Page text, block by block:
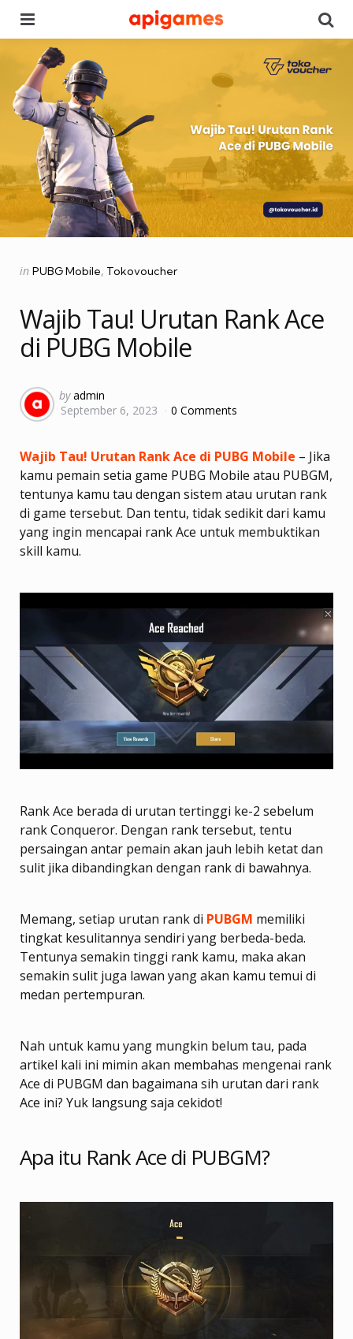
Categories
Posted
in PUBG Mobile Tokovoucher
Wajib Tau! Urutan Rank Ace
di PUBG Mobile
Posted
by
by admin
September 6, 2023
0 Comments
Wajib Tau! Urutan Rank Ace di PUBG Mobile – Jika
kamu pemain setia game PUBG Mobile atau PUBGM,
tentunya kamu tau dengan sistem atau urutan rank
di game tersebut. Dan tentu, tidak sedikit dari kamu
yang ingin mencapai rank Ace untuk membuktikan
skill kamu.
Rank Ace berada di urutan tertinggi ke-2 sebelum
rank Conqueror. Dengan rank tersebut, tentu
persaingan antar pemain akan jauh lebih ketat dan
sulit jika dibandingkan dengan rank di bawahnya.
Memang, setiap urutan rank di PUBGM memiliki
tingkat kesulitannya sendiri yang berbeda-beda.
Tentunya semakin tinggi rank kamu, maka akan
semakin sulit juga lawan yang akan kamu temui di
medan pertempuran.
Nah untuk kamu yang mungkin belum tau, pada
artikel kali ini mimin akan membahas mengenai rank
Ace di PUBGM dan bagaimana sih urutan dari rank
Ace ini? Yuk langsung saja cekidot!
Apa itu Rank Ace di PUBGM?